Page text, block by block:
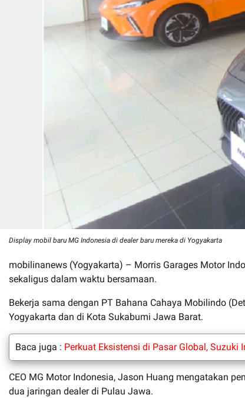
Display mobil baru MG Indonesia di dealer baru mereka di Yogyakarta
mobilinanews (Yogyakarta) – Morris Garages Motor
sekaligus dalam waktu bersamaan.
Bekerja sama dengan PT Bahana Cahaya Mobilindo
Yogyakarta dan di Kota Sukabumi Jawa Barat.
Baca juga : Perkuat Eksistensi di Pasar Global, Suzuki
CEO MG Motor Indonesia, Jason Huang mengatakan
dua jaringan dealer di Pulau Jawa.